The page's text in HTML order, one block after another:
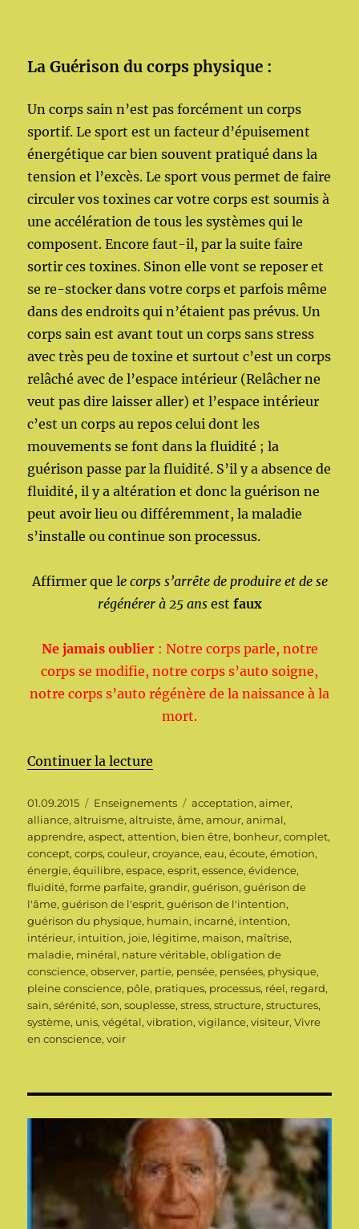
La Guérison du corps physique :
Un corps sain n’est pas forcément un corps
sportif. Le sport est un facteur d’épuisement
énergétique car bien souvent pratiqué dans la
tension et l’excès. Le sport vous permet de faire
circuler vos toxines car votre corps est soumis à
une accélération de tous les systèmes qui le
composent. Encore faut-il, par la suite faire
sortir ces toxines. Sinon elle vont se reposer et
se re-stocker dans votre corps et parfois même
dans des endroits qui n’étaient pas prévus. Un
corps sain est avant tout un corps sans stress
avec très peu de toxine et surtout c’est un corps
relâché avec de l’espace intérieur (Relâcher ne
veut pas dire laisser aller) et l’espace intérieur
c’est un corps au repos celui dont les
mouvements se font dans la fluidité ; la
guérison passe par la fluidité. S’il y a absence de
fluidité, il y a altération et donc la guérison ne
peut avoir lieu ou différemment, la maladie
s’installe ou continue son processus.
Affirmer que le corps s’arrête de produire et de se
régénérer à 25 ansest faux
Ne jamais oublier: Notre corps parle, notre
corps se modifie, notre corps s’auto soigne,
notre corps s’auto régénère de la naissance à la
mort.
Continuer la lecture
Publié
le
01.09.2015 Catégories
Enseignements Étiquettes
acceptation,aimer,
alliance,altruisme,altruiste,âme,amour,animal,
apprendre,aspect,attention, bien être, bonheur,complet,
concept,corps,couleur,croyance,eau,écoute,émotion,
énergie,équilibre,espace,esprit,essence,évidence,
fluidité,forme parfaite,grandir,guérison,guérison de
l'âme,guérison de l'esprit,guérison de l'intention,
guérison du physique, humain, incarné, intention,
intérieur, intuition, joie, légitime, maison, maîtrise,
maladie, minéral, nature véritable,obligation de
conscience,observer, partie, pensée, pensées, physique,
pleine conscience, pôle, pratiques, processus, réel, regard,
sain,sérénité,son,souplesse,stress,structure,structures,
système, unis,végétal,vibration,vigilance,visiteur,Vivre
en conscience,voir